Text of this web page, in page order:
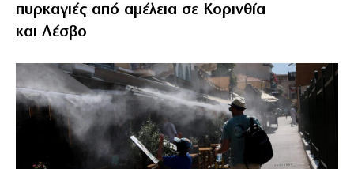
πυρκαγιές από αμέλεια σε Κορινθία
και Λέσβο